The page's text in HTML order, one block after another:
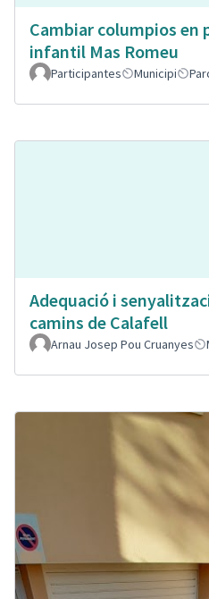
Cambiar columpios en
infantil Mas Romeu
Participantes Municipi
Adequació i
camins de Calafell
Arnau Josep Pou Cruanyes